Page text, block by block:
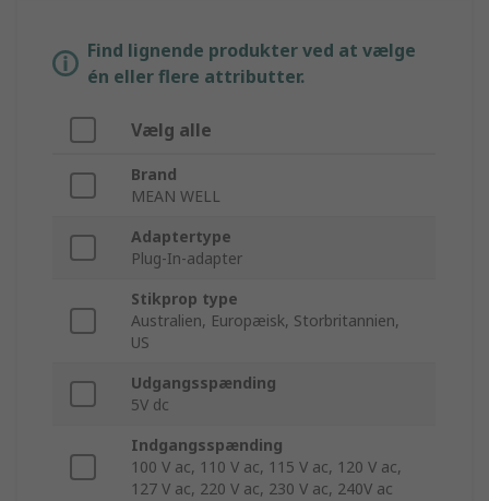
Find lignende produkter ved at vælge
én eller flere attributter.
Vælg alle
Brand
MEAN WELL
Adaptertype
Plug-In-adapter
Stikprop type
Australien, Europæisk, Storbritannien,
US
Udgangsspænding
5V dc
Indgangsspænding
100 V ac, 110 V ac, 115 V ac, 120 V ac,
127 V ac, 220 V ac, 230 V ac, 240V ac